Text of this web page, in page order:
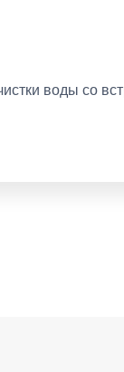
воды со